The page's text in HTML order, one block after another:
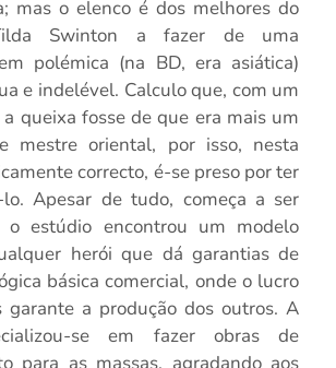
mas o elenco é dos melhores do
Swinton a fazer de uma
polémica (na BD, era asiática)
e indelével. Calculo que, com um
queixa fosse de que era mais um
mestre oriental, por isso, nesta
correcto, é-se preso por ter
Apesar de tudo, começa a ser
o estúdio encontrou um modelo
herói que dá garantias de
básica comercial, onde o lucro
a produção dos outros. A
se em fazer obras de